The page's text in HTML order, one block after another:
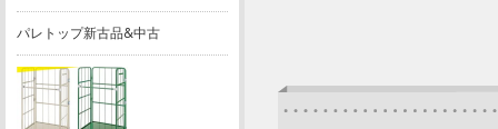
パレトップ新古品&中古